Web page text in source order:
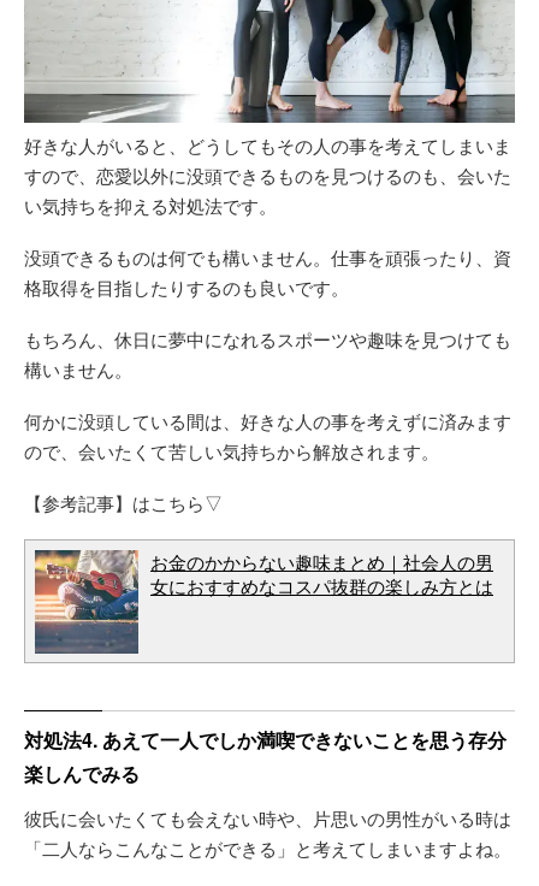
好きな人がいると、どうしてもその人の事を考えてしまいま
すので、恋愛以外に没頭できるものを見つけるのも、会いた
い気持ちを抑える対処法です。
没頭できるものは何でも構いません。仕事を頑張ったり、資
格取得を目指したりするのも良いです。
もちろん、休日に夢中になれるスポーツや趣味を見つけても
構いません。
何かに没頭している間は、好きな人の事を考えずに済みます
ので、会いたくて苦しい気持ちから解放されます。
【参考記事】はこちら▽
お金のかからない趣味まとめ｜社会人の男
女におすすめなコスパ抜群の楽しみ方とは
対処法4. あえて一人でしか満喫できないことを思う存分
楽しんでみる
彼氏に会いたくても会えない時や、片思いの男性がいる時は
「二人ならこんなことができる」と考えてしまいますよね。